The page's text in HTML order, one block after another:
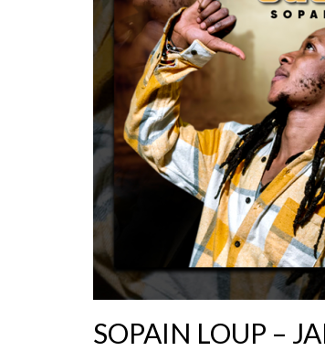
SOPAIN LOUP –